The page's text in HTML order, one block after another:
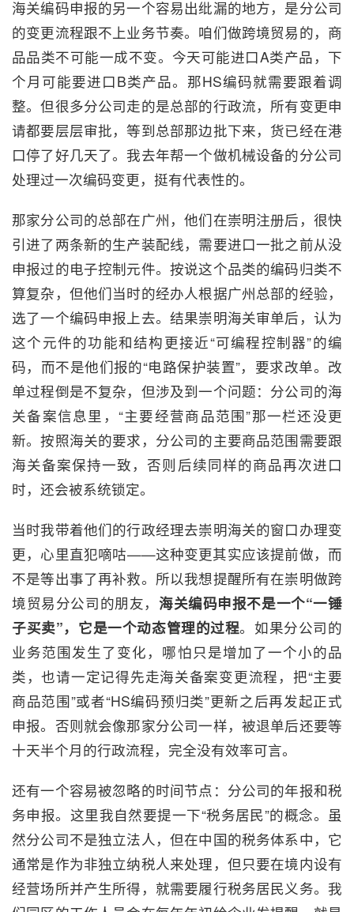
海关编码申报的另一个容易出纰漏的地方，是分公司
的变更流程跟不上业务节奏。咱们做跨境贸易的，商
品品类不可能一成不变。今天可能进口A类产品，下
个月可能要进口B类产品。那HS编码就需要跟着调
整。但很多分公司走的是总部的行政流，所有变更申
请都要层层审批，等到总部那边批下来，货已经在港
口停了好几天了。我去年帮一个做机械设备的分公司
处理过一次编码变更，挺有代表性的。
那家分公司的总部在广州，他们在崇明注册后，很快
引进了两条新的生产装配线，需要进口一批之前从没
申报过的电子控制元件。按说这个品类的编码归类不
算复杂，但他们当时的经办人根据广州总部的经验，
选了一个编码申报上去。结果崇明海关审单后，认为
这个元件的功能和结构更接近“可编程控制器”的编
码，而不是他们报的“电路保护装置”，要求改单。改
单过程倒是不复杂，但涉及到一个问题：分公司的海
关备案信息里，“主要经营商品范围”那一栏还没更
新。按照海关的要求，分公司的主要商品范围需要跟
海关备案保持一致，否则后续同样的商品再次进口
时，还会被系统锁定。
当时我带着他们的行政经理去崇明海关的窗口办理变
更，心里直犯嘀咕——这种变更其实应该提前做，而
不是等出事了再补救。所以我想提醒所有在崇明做跨
境贸易分公司的朋友， 海关编码申报不是一个“一锤
子买卖”，它是一个动态管理的过程。如果分公司的
业务范围发生了变化，哪怕只是增加了一个小的品
类，也请一定记得先走海关备案变更流程，把“主要
商品范围”或者“HS编码预归类”更新之后再发起正式
申报。否则就会像那家分公司一样，被退单后还要等
十天半个月的行政流程，完全没有效率可言。
还有一个容易被忽略的时间节点：分公司的年报和税
务申报。这里我自然要提一下“税务居民”的概念。虽
然分公司不是独立法人，但在中国的税务体系中，它
通常是作为非独立纳税人来处理，但只要在境内设有
经营场所并产生所得，就需要履行税务居民义务。我